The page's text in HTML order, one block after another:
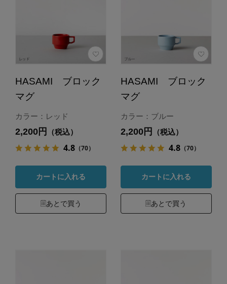
HASAMI ブロック
マグ
カラー：レッド
2,200円 （税込）
4.8（70）
カートに入れる
あとで買う
HASAMI ブロック
マグ
カラー：ブルー
2,200円 （税込）
4.8（70）
カートに入れる
あとで買う